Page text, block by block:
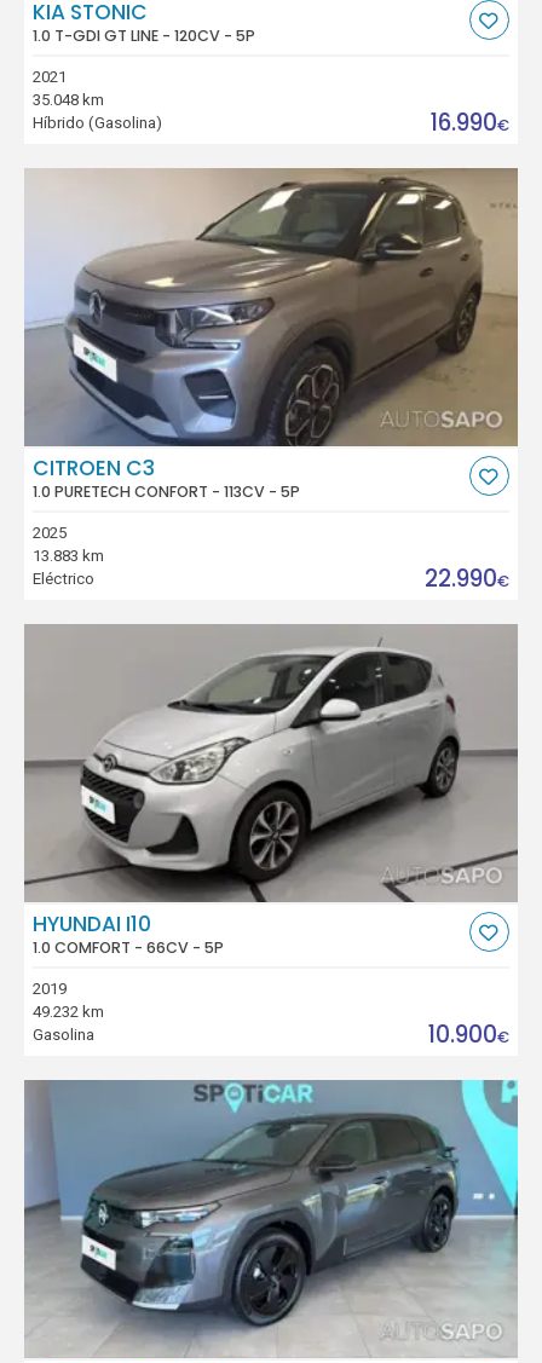
KIA STONIC
1.0 T-GDI GT LINE - 120CV - 5P
2021
35.048 km
Híbrido (Gasolina)
16.990€
CITROEN C3
1.0 PURETECH CONFORT - 113CV - 5P
2025
13.883 km
Eléctrico
22.990€
HYUNDAI I10
1.0 COMFORT - 66CV - 5P
2019
49.232 km
Gasolina
10.900€